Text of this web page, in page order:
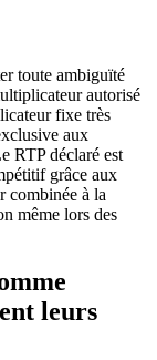
toute ambiguïté
autorisé
fixe très
aux
RTP déclaré est
grâce aux
combinée à la
même lors des
leurs